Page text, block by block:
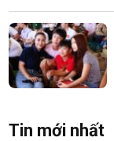
Tin mới nhất